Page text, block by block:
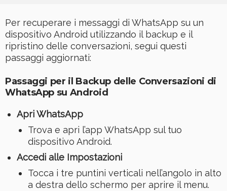
Per recuperare i messaggi di WhatsApp su un
dispositivo Android utilizzando il backup e il
ripristino delle conversazioni, segui questi
passaggi aggiornati:
Passaggi per il Backup delle Conversazioni di
WhatsApp su Android
Apri WhatsApp
Trova e apri l’app WhatsApp sul tuo
dispositivo Android.
Accedi alle Impostazioni
Tocca i tre puntini verticali nell’angolo in alto
a destra dello schermo per aprire il menu.